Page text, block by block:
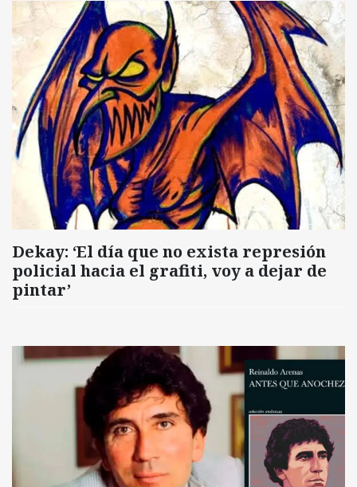
Dekay: ‘El día que no exista represión
policial hacia el grafiti, voy a dejar de
pintar’